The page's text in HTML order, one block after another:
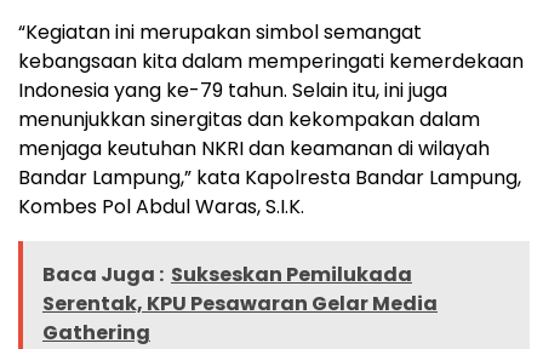
“Kegiatan ini merupakan simbol semangat
kebangsaan kita dalam memperingati kemerdekaan
Indonesia yang ke-79 tahun. Selain itu, ini juga
menunjukkan sinergitas dan kekompakan dalam
menjaga keutuhan NKRI dan keamanan di wilayah
Bandar Lampung,” kata Kapolresta Bandar Lampung,
Kombes Pol Abdul Waras, S.I.K.
Baca Juga : Sukseskan Pemilukada
Serentak, KPU Pesawaran Gelar Media
Gathering